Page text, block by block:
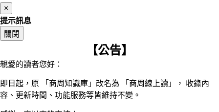
×
提示訊息
關閉
【公告】
親愛的讀者您好：
即日起，原 「商周知識庫」改名為 「商周線上讀」， 收錄內
容、更新時間、功能服務等皆維持不變。